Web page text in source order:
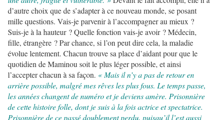
d’autre choix que de s’adapter à ce nouveau monde, se posant
mille questions. Vais-je parvenir à l’accompagner au mieux ?
Suis-je à la hauteur ? Quelle fonction vais-je avoir ? Médecin,
fille, étrangère ? Par chance, si l’on peut dire cela, la maladie
évolue lentement. Chacun trouve sa place d’aidant pour que le
quotidien de Maminou soit le plus léger possible, et ainsi
l’accepter chacun à sa façon. « Mais il n’y a pas de retour en
arrière possible, malgré mes rêves les plus fous. Le temps passe,
les années changent de numéro et je deviens amère. Prisonnière
de cette histoire folle, dont je suis à la fois actrice et spectatrice.
Prisonnière de ce passé doublement perdu, puisqu’il l’est aussi